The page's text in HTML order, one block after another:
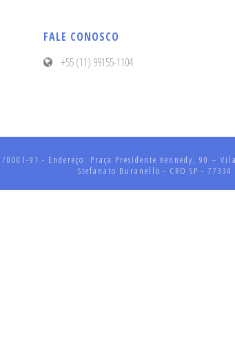
FALE CONOSCO
+55 (11) 99155-1104
0001-91 - Endereço: Praça Presidente Kennedy, 90 –
Stefanato Buranello - CRO SP - 77334